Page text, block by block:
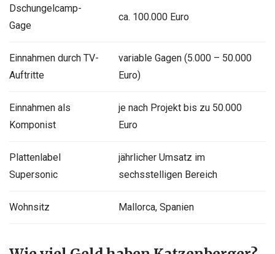
Dschungelcamp-
Gage
ca. 100.000 Euro
Einnahmen durch TV-
Auftritte
variable Gagen (5.000 – 50.000
Euro)
Einnahmen als
Komponist
je nach Projekt bis zu 50.000
Euro
Plattenlabel
Supersonic
jährlicher Umsatz im
sechsstelligen Bereich
Wohnsitz Mallorca, Spanien